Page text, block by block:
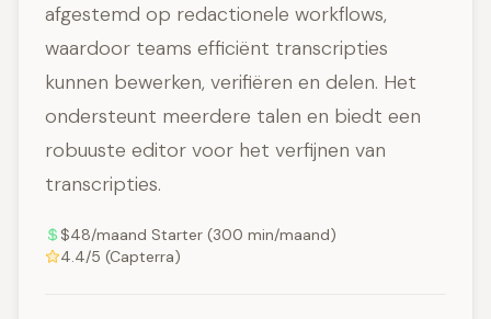
afgestemd op redactionele workflows,
waardoor teams efficiënt transcripties
kunnen bewerken, verifiëren en delen. Het
ondersteunt meerdere talen en biedt een
robuuste editor voor het verfijnen van
transcripties.
$48/maand Starter (300 min/maand)
4.4/5 (Capterra)